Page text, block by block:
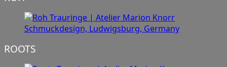
ROOTS